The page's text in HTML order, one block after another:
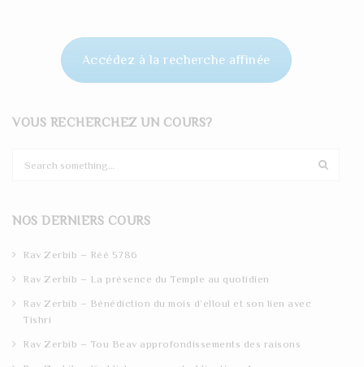
Accédez à la recherche affinée
VOUS RECHERCHEZ UN COURS?
c
NOS DERNIERS COURS
Rav Zerbib – Réé 5786
Rav Zerbib – La présence du Temple au quotidien
Rav Zerbib – Bénédiction du mois d’elloul et son lien avec
Tishri
Rav Zerbib – Tou Beav approfondissements des raisons